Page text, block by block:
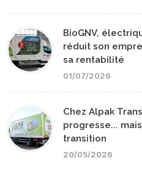
BioGNV,
réduit son
sa rentabilité
01/07/2026
Chez Alpak
progresse...
transition
20/05/2026